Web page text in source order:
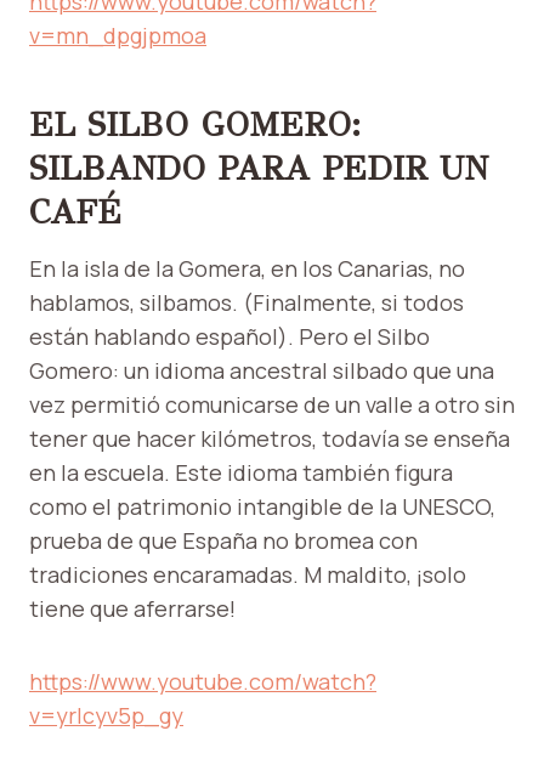
v=mn_dpgjpmoa
EL SILBO GOMERO:
SILBANDO PARA PEDIR UN
CAFÉ
En la isla de la Gomera, en los Canarias, no
hablamos, silbamos. (Finalmente, si todos
están hablando español). Pero el Silbo
Gomero: un idioma ancestral silbado que una
vez permitió comunicarse de un valle a otro sin
tener que hacer kilómetros, todavía se enseña
en la escuela. Este idioma también figura
como el patrimonio intangible de la UNESCO,
prueba de que España no bromea con
tradiciones encaramadas. M maldito, ¡solo
tiene que aferrarse!
https://www.youtube.com/watch?
v=yrlcyv5p_gy